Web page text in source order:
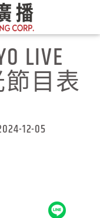
LIVE
節目表
12-05